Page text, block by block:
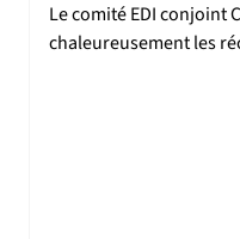
Le comité EDI conjoint
chaleureusement les